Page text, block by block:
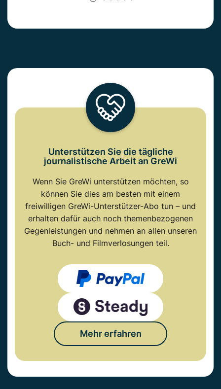
Unterstützen Sie die tägliche
journalistische Arbeit an GreWi
Wenn Sie GreWi unterstützen möchten, so
können Sie dies am besten mit einem
freiwilligen GreWi-Unterstützer-Abo tun – und
erhalten dafür auch noch themenbezogenen
Gegenleistungen und nehmen an allen unseren
Buch- und Filmverlosungen teil.
Mehr erfahren